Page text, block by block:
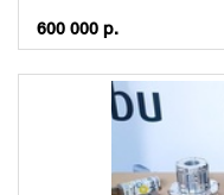
600 000 р.